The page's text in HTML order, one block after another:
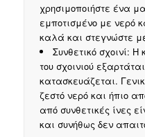
χρησιμοποιήστε ένα
εμποτισμένο με νερό
καλά και στεγνώστε
Συνθετικό σχοινί:
του σχοινιού
κατασκευάζεται.
ζεστό νερό και ήπιο
από συνθετικές ίνες
και συνήθως δεν